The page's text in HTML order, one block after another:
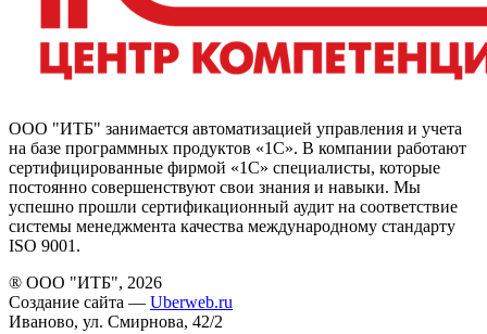
ООО "ИТБ" занимается автоматизацией управления и учета
на базе программных продуктов «1С». В компании работают
сертифицированные фирмой «1С» специалисты, которые
постоянно совершенствуют свои знания и навыки. Мы
успешно прошли сертификационный аудит на соответствие
системы менеджмента качества международному стандарту
ISO 9001.
® ООО "ИТБ", 2026
Создание сайта — Uberweb.ru
Иваново, ул. Смирнова, 42/2